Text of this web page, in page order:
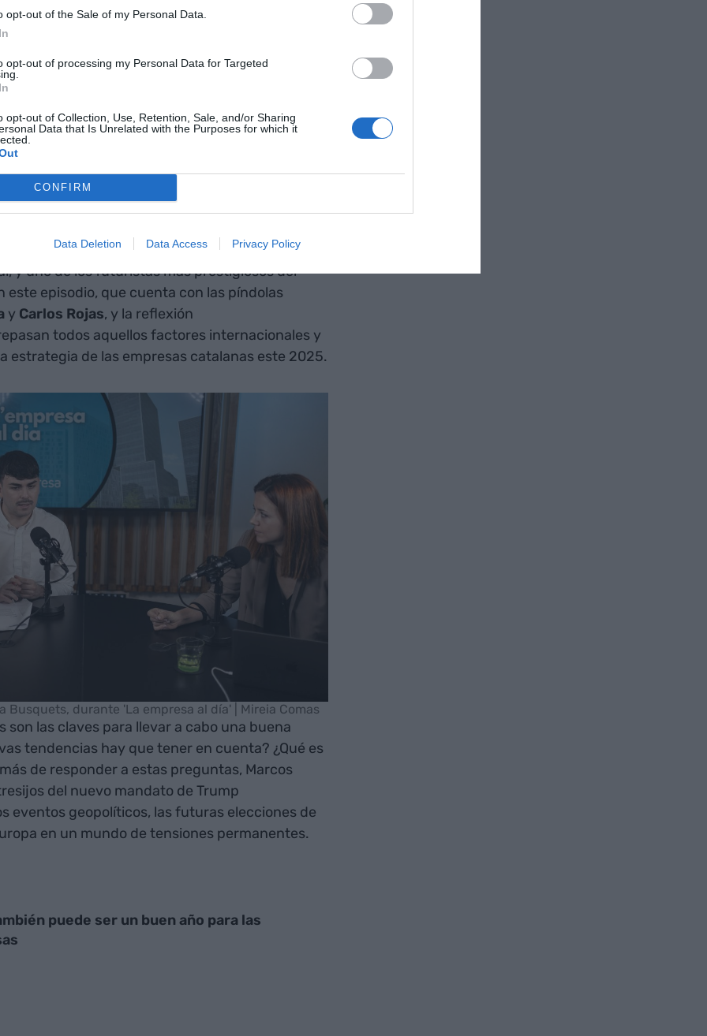
opt-out of the Sale of my Personal Data.
opt-out of processing my Personal Data for Targeted
opt-out of Collection, Use, Retention, Sale, and/or Sharing
Data that Is Unrelated with the Purposes for which it
CONFIRM
Data Deletion Data Access Privacy Policy
para llevar
en
aquellas empresas que sean capaces de
en una oportunidad", afirma Elena Busquets
de L'empresa al día, antes de dar pie al
, director del Grupo Pharos y prestigioso
y uno de los futuristas más prestigiosos del
este episodio, que cuenta con las píndolas
y Carlos Rojas, y la reflexión
todos aquellos factores internacionales y
estrategia de las empresas catalanas este 2025.
Busquets, durante 'La empresa al día' | Mireia Comas
son las claves para llevar a cabo una buena
tendencias hay que tener en cuenta? ¿Qué es
de responder a estas preguntas, Marcos
del nuevo mandato de Trump
eventos geopolíticos, las futuras elecciones de
en un mundo de tensiones permanentes.
puede ser un buen año para las